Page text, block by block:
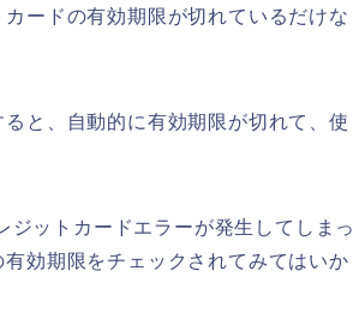
ードの有効期限が切れているだけな
と、自動的に有効期限が切れて、使
ットカードエラーが発生してしまっ
効期限をチェックされてみてはいか